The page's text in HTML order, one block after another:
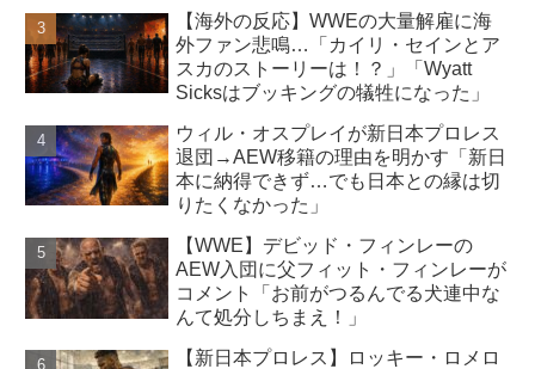
【海外の反応】WWEの大量解雇に海
外ファン悲鳴…「カイリ・セインとア
スカのストーリーは！？」「Wyatt
Sicksはブッキングの犠牲になった」
ウィル・オスプレイが新日本プロレス
退団→AEW移籍の理由を明かす「新日
本に納得できず…でも日本との縁は切
りたくなかった」
【WWE】デビッド・フィンレーの
AEW入団に父フィット・フィンレーが
コメント「お前がつるんでる犬連中な
んて処分しちまえ！」
【新日本プロレス】ロッキー・ロメロ